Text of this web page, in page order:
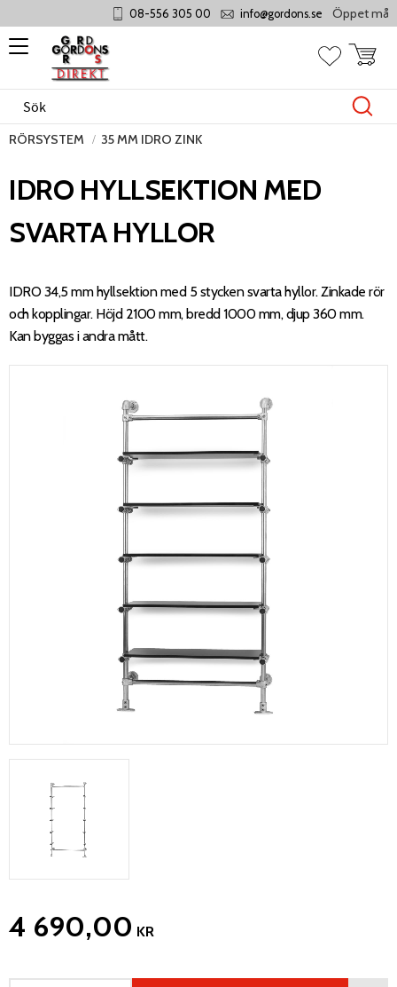
Meny
08-556 305 00 info@gordons.se Öppet
Favoriter
RÖRSYSTEM 35 MM IDRO ZINK
IDRO HYLLSEKTION MED
SVARTA HYLLOR
IDRO 34,5 mm hyllsektion med 5 stycken svarta hyllor. Zinkade rör
och kopplingar. Höjd 2100 mm, bredd 1000 mm, djup 360 mm.
Kan byggas i andra mått.
4 690,00 KR